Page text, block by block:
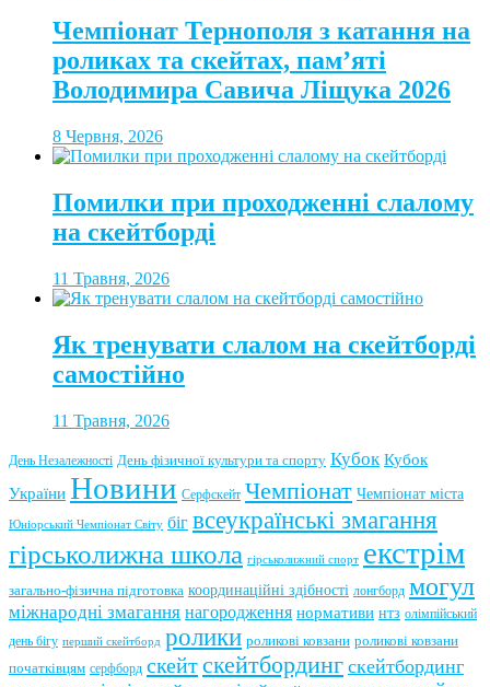
Чемпіонат Тернополя з катання на
роликах та скейтах, пам’яті
Володимира Савича Ліщука 2026
8 Червня, 2026
Помилки при проходженні слалому
на скейтборді
11 Травня, 2026
Як тренувати слалом на скейтборді
самостійно
11 Травня, 2026
День Незалежності День фізичної культури та спорту Кубок Кубок
України Новини Серфскейт Чемпіонат Чемпіонат міста
Юніорський Чемпіонат Світу біг всеукраїнські змагання
гірськолижна школа гірськолижний спорт екстрім
загально-фізична підготовка координаційні здібності лонгборд могул
міжнародні змагання нагородження нормативи нтз олімпійський
день бігу перший скейтборд ролики роликові ковзани роликові ковзани
початківцям серфборд скейтскейтбординг скейтбординг